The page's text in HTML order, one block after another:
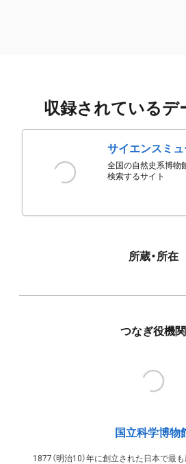
収録されているデ
サイエンスミ
全国の自然史系博物
検索するサイト
所蔵・所在
つなぎ役機関
国立科学博物
1877（明治10）年に創立された日本で最